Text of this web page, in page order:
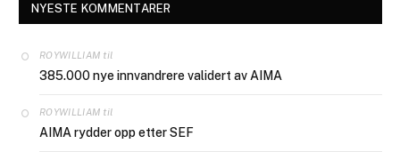
NYESTE KOMMENTARER
ROYWILLIAM til
385.000 nye innvandrere validert av AIMA
ROYWILLIAM til
AIMA rydder opp etter SEF